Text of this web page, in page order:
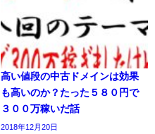
高い値段の中古ドメインは効果
も高いのか？たった５８０円で
３００万稼いだ話
2018年12月20日